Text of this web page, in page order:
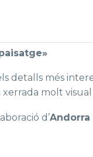
detalls més
molt visual
d’Andorra